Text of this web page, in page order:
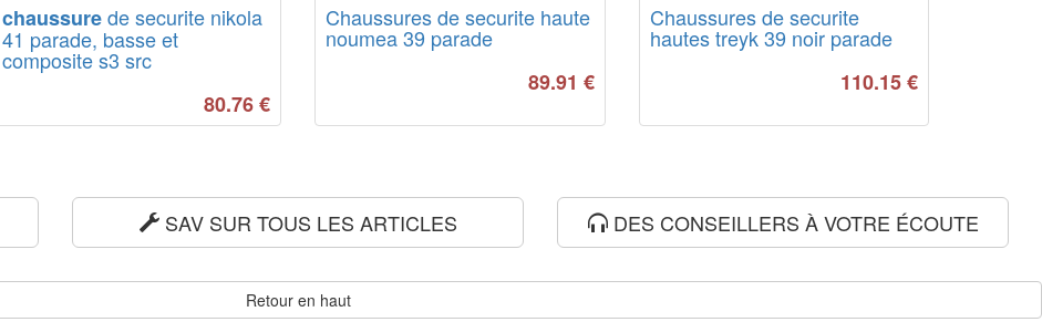
chaussurede securite nikola
41 parade, basse et
composite s3 src
80.76€
Chaussures de securite haute
noumea 39 parade
89.91 €
Chaussures de securite
hautes treyk 39 noir parade
110.15€
SAV SUR TOUS LES ARTICLES DES CONSEILLERS À VOTRE ÉCOUTE
Retour en haut